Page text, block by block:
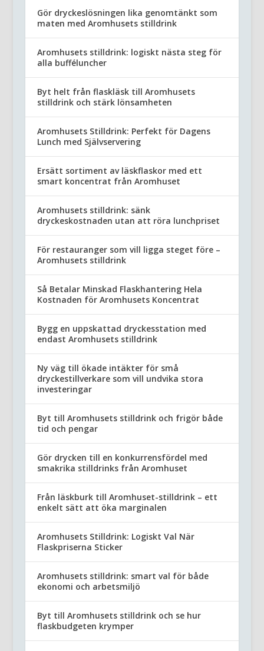
Gör dryckeslösningen lika genomtänkt som
maten med Aromhusets stilldrink
Aromhusets stilldrink: logiskt nästa steg för
alla bufféluncher
Byt helt från flaskläsk till Aromhusets
stilldrink och stärk lönsamheten
Aromhusets Stilldrink: Perfekt för Dagens
Lunch med Självservering
Ersätt sortiment av läskflaskor med ett
smart koncentrat från Aromhuset
Aromhusets stilldrink: sänk
dryckeskostnaden utan att röra lunchpriset
För restauranger som vill ligga steget före –
Aromhusets stilldrink
Så Betalar Minskad Flaskhantering Hela
Kostnaden för Aromhusets Koncentrat
Bygg en uppskattad dryckesstation med
endast Aromhusets stilldrink
Ny väg till ökade intäkter för små
dryckestillverkare som vill undvika stora
investeringar
Byt till Aromhusets stilldrink och frigör både
tid och pengar
Gör drycken till en konkurrensfördel med
smakrika stilldrinks från Aromhuset
Från läskburk till Aromhuset-stilldrink – ett
enkelt sätt att öka marginalen
Aromhusets Stilldrink: Logiskt Val När
Flaskpriserna Sticker
Aromhusets stilldrink: smart val för både
ekonomi och arbetsmiljö
Byt till Aromhusets stilldrink och se hur
flaskbudgeten krymper